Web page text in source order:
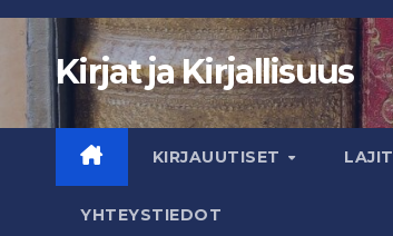
Skip
contentKirjat ja Kirjallisuus
KIRJAUUTISET LAJIT
YHTEYSTIEDOT